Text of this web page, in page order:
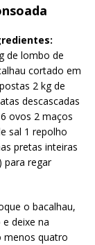
de lombo de
cortado em
2 kg de
descascadas
ovos 2 maços
sal 1 repolho
pretas inteiras
para regar
o bacalhau,
deixe na
menos quatro